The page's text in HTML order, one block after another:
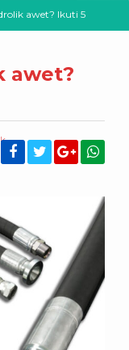
awet? Ikuti 5
awet?